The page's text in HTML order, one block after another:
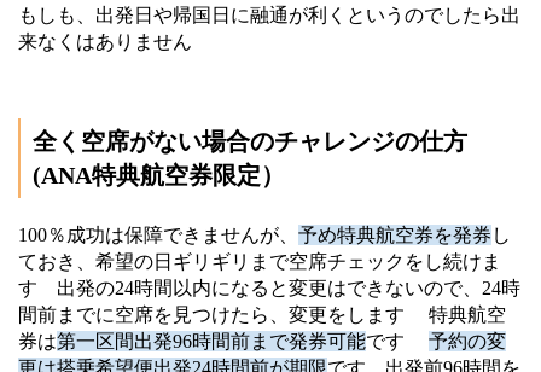
もしも、出発日や帰国日に融通が利くというのでしたら出
来なくはありません
全く空席がない場合のチャレンジの仕方
(ANA特典航空券限定）
100％成功は保障できませんが、 予め特典航空券を発券 し
ておき、希望の日ギリギリまで空席チェックをし続けま
す 出発の24時間以内になると変更はできないので、24時
間前までに空席を見つけたら、変更をします 特典航空
券は第一区間出発96時間前まで発券可能です 予約の変
更は搭乗希望便出発24時間前が期限です 出発前96時間を